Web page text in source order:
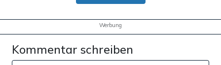
Werbung
Kommentar schreiben